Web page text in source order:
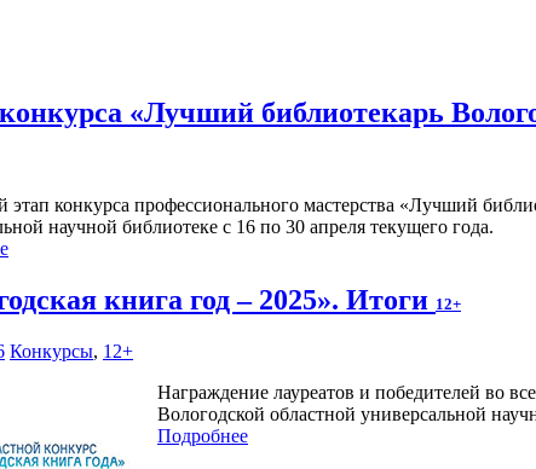
«Лучший библиотекарь
этап конкурса профессионального мастерства «Лучший
научной библиотеке с 16 по 30 апреля текущего года.
книга год – 2025». Итоги 12+
Конкурсы, 12+
Награждение лауреатов и победителей во
Вологодской областной универсальной
Подробнее